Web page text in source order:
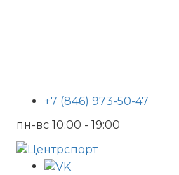
+7 (846) 973-50-47
пн-вс 10:00 - 19:00